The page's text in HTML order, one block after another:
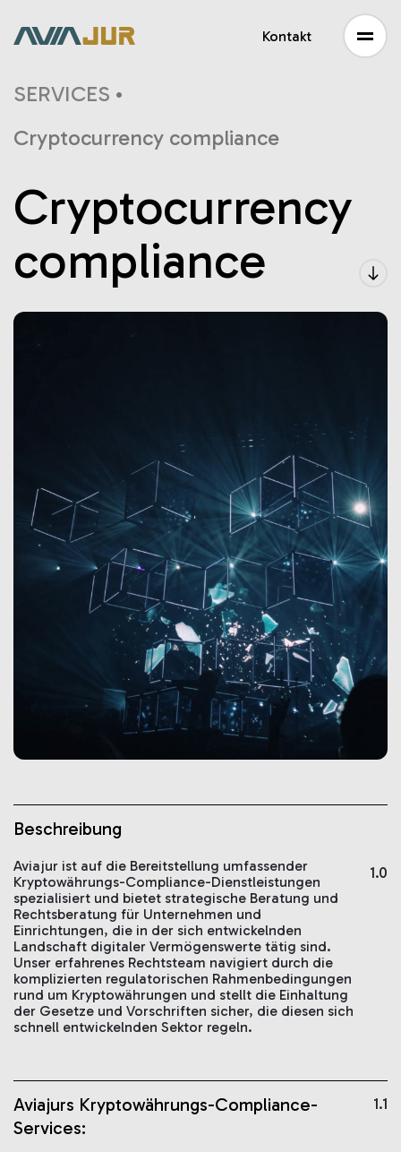
Aviajur | Kontakt
SERVICES •
Cryptocurrency compliance
Cryptocurrency
compliance
Beschreibung
Aviajur ist auf die Bereitstellung umfassender
Kryptowährungs-Compliance-Dienstleistungen
spezialisiert und bietet strategische Beratung und
Rechtsberatung für Unternehmen und
Einrichtungen, die in der sich entwickelnden
Landschaft digitaler Vermögenswerte tätig sind.
Unser erfahrenes Rechtsteam navigiert durch die
komplizierten regulatorischen Rahmenbedingungen
rund um Kryptowährungen und stellt die Einhaltung
der Gesetze und Vorschriften sicher, die diesen sich
schnell entwickelnden Sektor regeln.
1.0
Aviajurs Kryptowährungs-Compliance-
Services:
1.1